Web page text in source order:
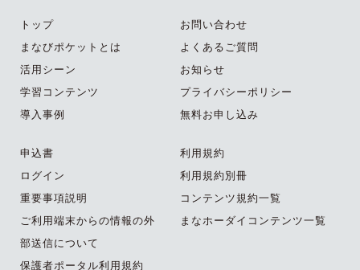
トップ
まなびポケットとは
活用シーン
学習コンテンツ
導入事例
お問い合わせ
よくあるご質問
お知らせ
プライバシーポリシー
無料お申し込み
申込書
ログイン
重要事項説明
ご利用端末からの情報の外
部送信について
保護者ポータル利用規約
利用規約
利用規約別冊
コンテンツ規約一覧
まなホーダイコンテンツ一覧